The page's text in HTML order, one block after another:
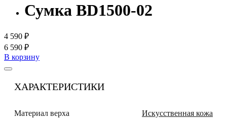
Сумка BD1500-02
4 590 ₽
6 590 ₽
В корзину
ХАРАКТЕРИСТИКИ
Материал верха Искусственная кожа